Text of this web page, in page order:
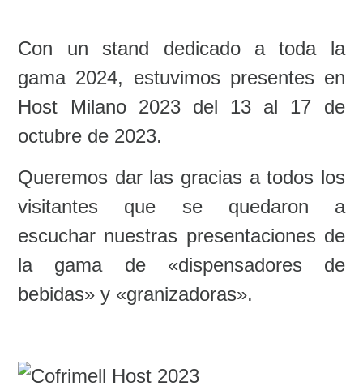
Con un stand dedicado a toda la
gama 2024, estuvimos presentes en
Host Milano 2023del 13 al 17 de
octubre de 2023.
Queremos dar las gracias a todos los
visitantes que se quedaron a
escuchar nuestras presentaciones de
la gama de «dispensadores de
bebidas» y «granizadoras».